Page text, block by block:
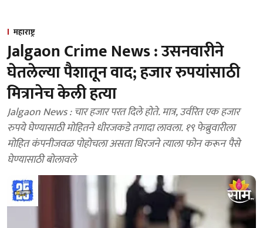
महाराष्ट्र
Jalgaon Crime News : उसनवारीने
घेतलेल्या पैशातून वाद; हजार रुपयांसाठी
मित्रानेच केली हत्या
Jalgaon News : चार हजार परत दिले होते. मात्र, उर्वरित एक हजार
रुपये घेण्यासाठी मोहितने धीरजकडे तगादा लावला. १९ फेब्रुवारीला
मोहित कंपनीजवळ पोहोचला असता धिरजने त्याला फोन करून पैसे
घेण्यासाठी बोलावले